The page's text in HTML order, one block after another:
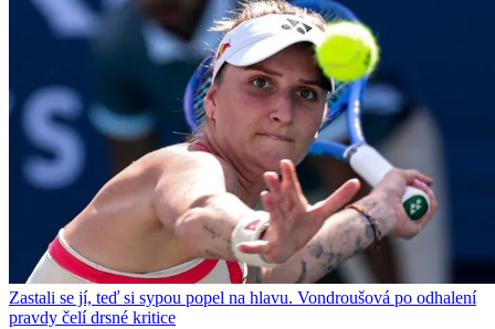
Zastali se jí, teď si sypou popel na hlavu. Vondroušová po odhalení
pravdy čelí drsné kritice